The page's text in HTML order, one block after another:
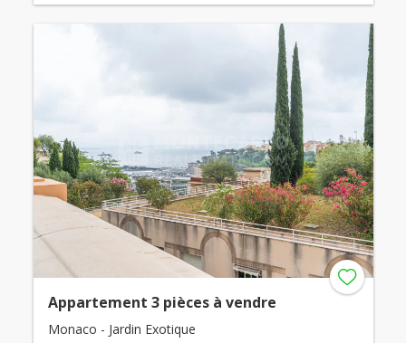
Appartement 3 pièces à vendre
Monaco - Jardin Exotique